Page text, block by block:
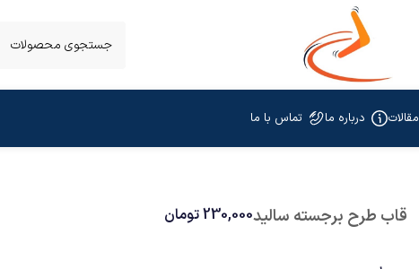
مقالات درباره ما تماس با ما
قاب طرح برجسته سالید230,000تومان